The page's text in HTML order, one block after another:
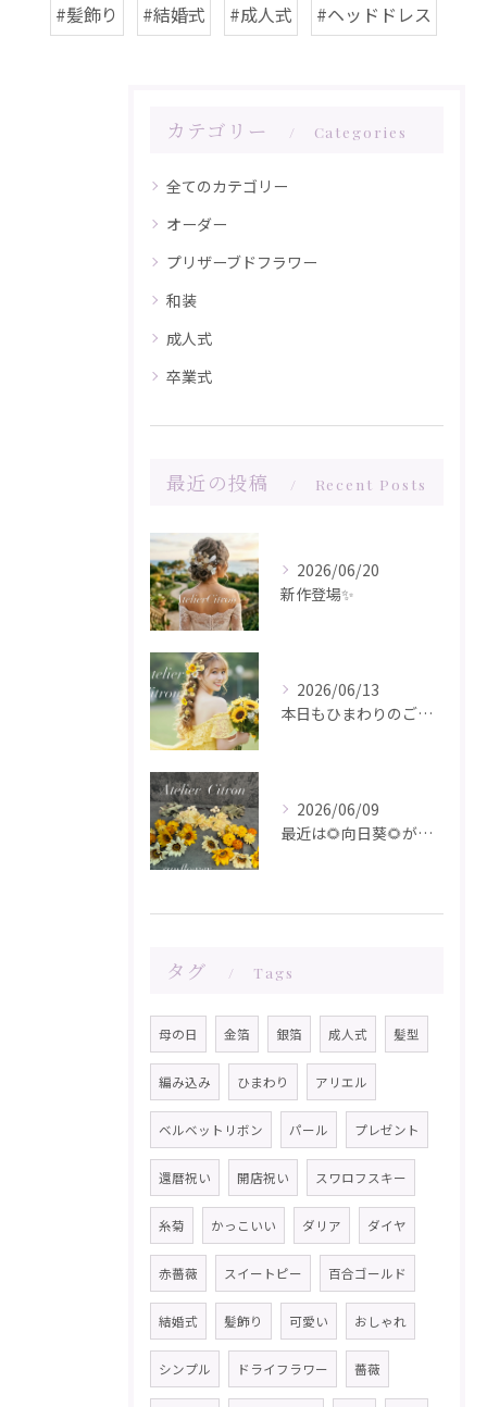
#髪飾り #結婚式 #成人式 #ヘッドドレス
カテゴリー Categories
全てのカテゴリー
オーダー
プリザーブドフラワー
和装
成人式
卒業式
最近の投稿 Recent Posts
2026/06/20
新作登場✨️
2026/06/13
本日もひまわりのご注文ありがとうございます✨️
2026/06/09
最近は🌻向日葵🌻が人気です！在庫が少なくなってきました！お問...
タグ Tags
母の日 金箔 銀箔 成人式 髪型
編み込み ひまわり アリエル
ベルベットリボン パール プレゼント
還暦祝い 開店祝い スワロフスキー
糸菊 かっこいい ダリア ダイヤ
赤薔薇 スイートピー 百合ゴールド
結婚式 髪飾り 可愛い おしゃれ
シンプル ドライフラワー 薔薇